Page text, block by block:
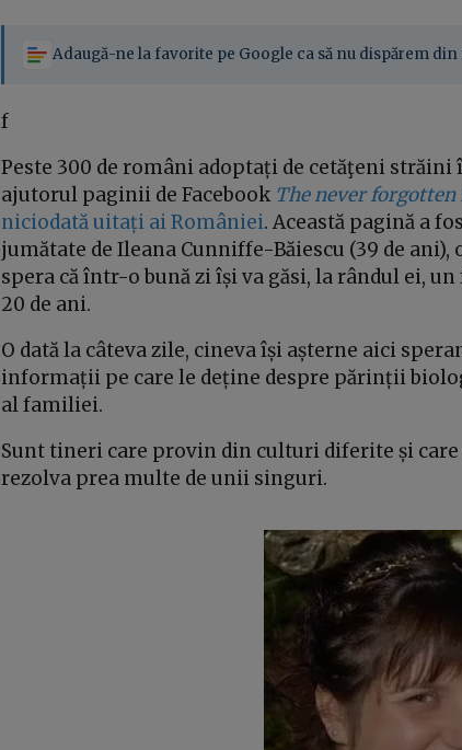
Adaugă-ne la favorite pe Google ca să nu dispărem din
f
Peste 300 de români adoptați de cetăţeni
ajutorul paginii de Facebook The never
niciodată uitați ai României. Această pagină a
jumătate de Ileana Cunniffe-Băiescu (39 de
spera că într-o bună zi își va găsi, la rândul ei,
20 de ani.
O dată la câteva zile, cineva își așterne aici
informații pe care le deține despre părinții
al familiei.
Sunt tineri care provin din culturi diferite și
rezolva prea multe de unii singuri.